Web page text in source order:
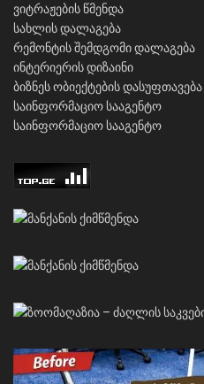
ვიტრაჟების წმენდა
სახლის დალაგება
რემონტის შემდგომი დალაგება
ინტერიერის დიზაინი
ბიზნეს ობიექტების დასუფთავება
საინფორმაციო სააგენტო
საინფორმაციო სააგენტო